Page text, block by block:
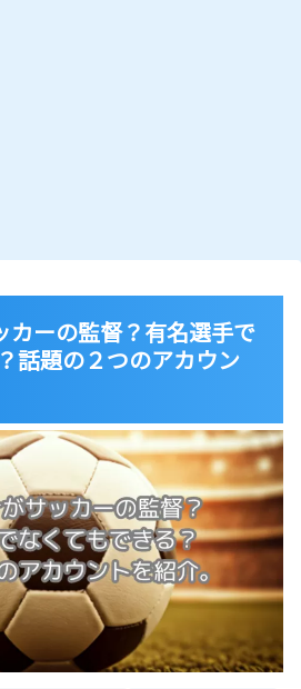
ーの監督？有名選手で
話題の２つのアカウン